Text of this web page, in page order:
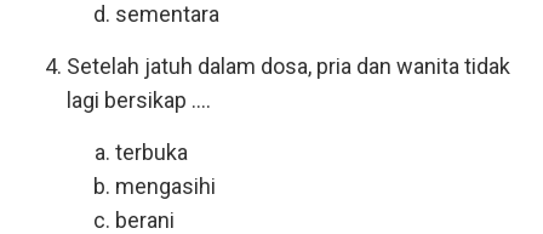
sementara
Setelah jatuh dalam dosa, pria dan wanita tidak
lagi bersikap ....
terbuka
mengasihi
berani